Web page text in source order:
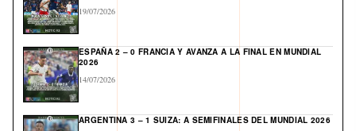
19/07/2026
ESPAÑA 2 – 0 FRANCIA Y AVANZA A LA FINAL EN MUNDIAL
2026
14/07/2026
ARGENTINA 3 – 1 SUIZA: A SEMIFINALES DEL MUNDIAL 2026